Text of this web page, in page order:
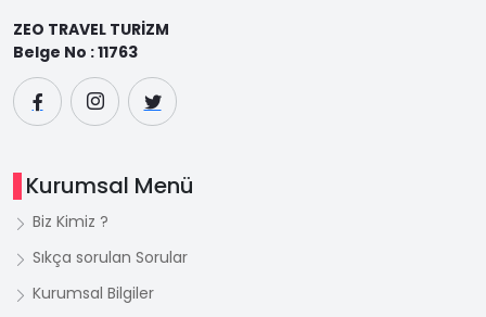
ZEO TRAVEL TURİZM
Belge No : 11763
Kurumsal Menü
Biz Kimiz ?
Sıkça sorulan Sorular
Kurumsal Bilgiler